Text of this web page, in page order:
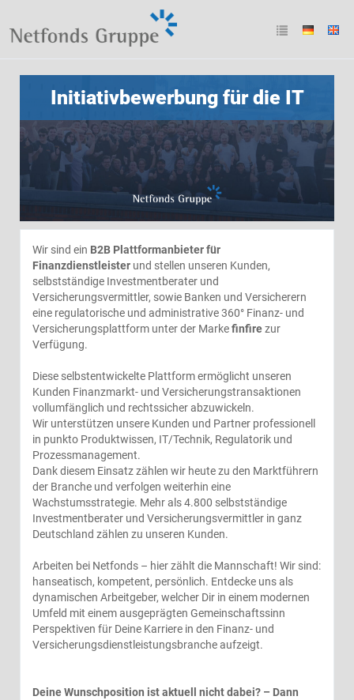
Initiativbewerbung für die IT
Wir sind ein B2B Plattformanbieter für
Finanzdienstleister und stellen unseren Kunden,
selbstständige Investmentberater und
Versicherungsvermittler, sowie Banken und Versicherern
eine regulatorische und administrative 360° Finanz- und
Versicherungsplattform unter der Markefinfirezur
Verfügung.
Diese selbstentwickelte Plattform ermöglicht unseren
Kunden Finanzmarkt- und Versicherungstransaktionen
vollumfänglich und rechtssicher abzuwickeln.
Wir unterstützen unsere Kunden und Partner professionell
in punkto Produktwissen, IT/Technik, Regulatorik und
Prozessmanagement.
Dank diesem Einsatz zählen wir heute zu den Marktführern
der Branche und verfolgen weiterhin eine
Wachstumsstrategie. Mehr als 4.800 selbstständige
Investmentberater und Versicherungsvermittler in ganz
Deutschland zählen zu unseren Kunden.
Arbeiten bei Netfonds – hier zählt die Mannschaft! Wir sind:
hanseatisch, kompetent, persönlich. Entdecke uns als
dynamischen Arbeitgeber, welcher Dir in einem modernen
Umfeld mit einem ausgeprägten Gemeinschaftssinn
Perspektiven für Deine Karriere in den Finanz- und
Versicherungsdienstleistungsbranche aufzeigt.
Deine Wunschposition ist aktuell nicht dabei? – Dann